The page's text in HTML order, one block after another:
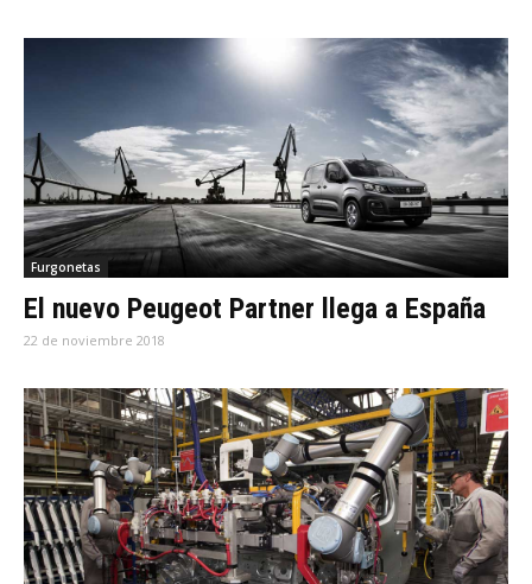
Furgonetas
El nuevo Peugeot Partner llega a España
22 de noviembre 2018